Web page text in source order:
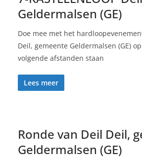
Geldermalsen (GE)
Doe mee met het hardloopevenement
Deil, gemeente Geldermalsen (GE)
volgende afstanden staan
Lees meer
Ronde van Deil Deil,
Geldermalsen (GE)